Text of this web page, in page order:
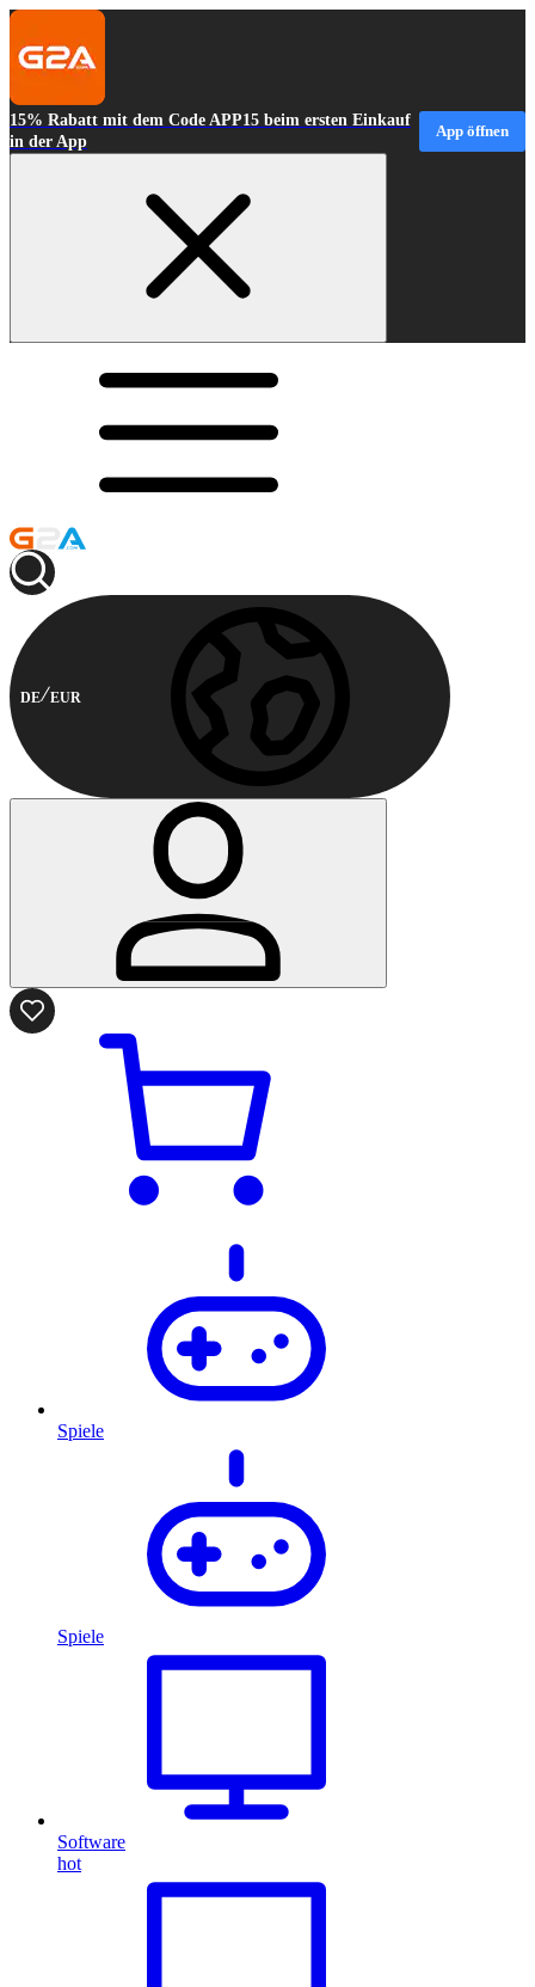
15% Rabatt mit dem Code APP15 beim ersten Einkauf
in der App
App öffnen
DE EUR
Spiele
Spiele
Software
hot